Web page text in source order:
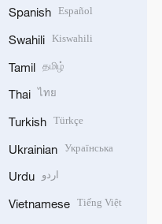
Spanish Español
Swahili Kiswahili
Tamil தமிழ்
Thai ไทย
Turkish Türkçe
Ukrainian Українська
Urdu اردو
Vietnamese Tiếng Việt